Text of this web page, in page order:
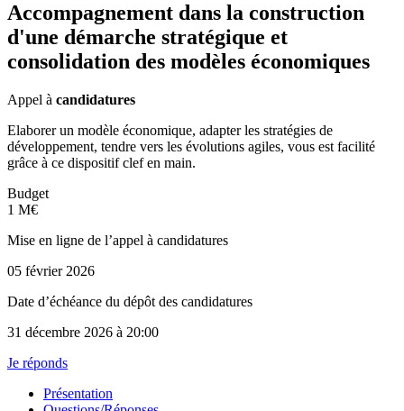
Accompagnement dans la construction
d'une démarche stratégique et
consolidation des modèles économiques
Appel à candidatures
Elaborer un modèle économique, adapter les stratégies de
développement, tendre vers les évolutions agiles, vous est facilité
grâce à ce dispositif clef en main.
Budget
1 M€
Mise en ligne de l’appel à candidatures
05 février 2026
Date d’échéance du dépôt des candidatures
31 décembre 2026 à 20:00
Je réponds
Présentation